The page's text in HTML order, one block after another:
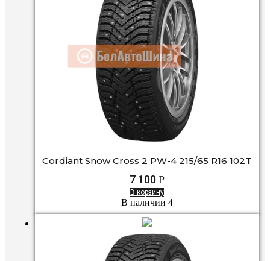
Cordiant Snow Cross 2 PW-4 215/65 R16 102T
7 100 Р
В корзину
В наличии 4